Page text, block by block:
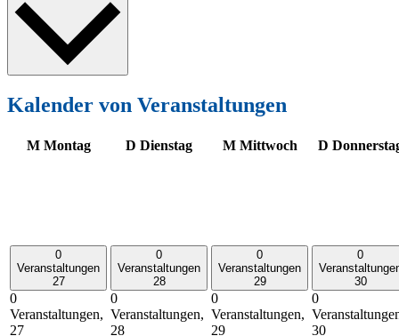
Kalender von Veranstaltungen
M Montag D Dienstag M Mittwoch D
0
Veranstaltungen
27
0
Veranstaltungen,
27
0
Veranstaltungen
28
0
Veranstaltungen,
28
0
Veranstaltungen
29
0
Veranstaltungen,
29
0
30
0
30